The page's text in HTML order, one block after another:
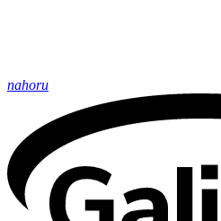
nahoru